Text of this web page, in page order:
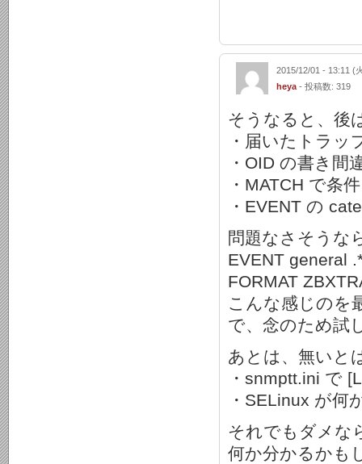
2015/12/01 - 13:11 (
heya - 投稿数: 319
そうなると、後
・届いたトラッ
・OID の書き間
・MATCH で条
・EVENT の
問題なさそうな
EVENT general
FORMAT
こんな感じのを
で、念のため試
あとは、無いと
・snmptt.ini で
・SELinux が何
それでもダメな
何か分かるかも